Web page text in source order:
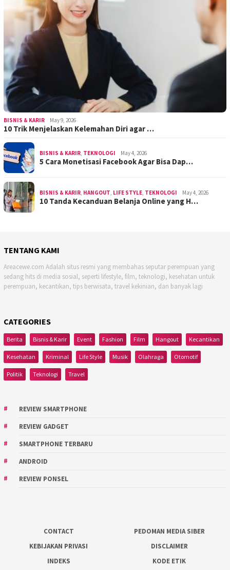
BISNIS & KARIR May 9, 2026
10 Trik Menjelaskan Kelemahan Diri agar …
BISNIS & KARIR, TEKNOLOGI May 4, 2026
5 Cara Monetisasi Facebook Agar Bisa Dap…
BISNIS & KARIR, HANGOUT, LIFE STYLE, TEKNOLOGI May 4, 2026
10 Tanda Kecanduan Belanja Online yang H…
TENTANG KAMI
Areacewe.com Adalah situs resmi yang membahas seputar perempuan yang
sedang hits di media sosial, seperti lifestyle, film, teknologi, kesehatan untuk
perempuan, kecantikan, tips berwisata, travel kekinian, dan banyak lagi
CATEGORIES
Berita Bisnis & Karir Event Fashion Film Hangout Kecantikan
Kesehatan Kriminal Life Style Musik Olahraga Otomotif
Politik Teknologi Travel
REVIEW SMARTPHONE
REVIEW GADGET
SMARTPHONE TERBARU
ANDROID
REVIEW PONSEL
CONTACT
PEDOMAN MEDIA SIBER
KEBIJAKAN PRIVASI
DISCLAIMER
INDEKS
KODE ETIK